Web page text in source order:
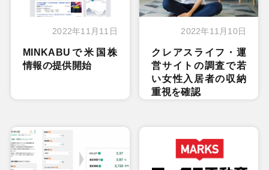
2022年11月11日
MINKABUで米国株
情報の提供開始
2022年11月10日
クレアスライフ・運
営サイトの調査で若
い女性入居者の収納
重視を確認